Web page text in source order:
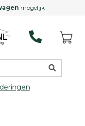
mogelijk